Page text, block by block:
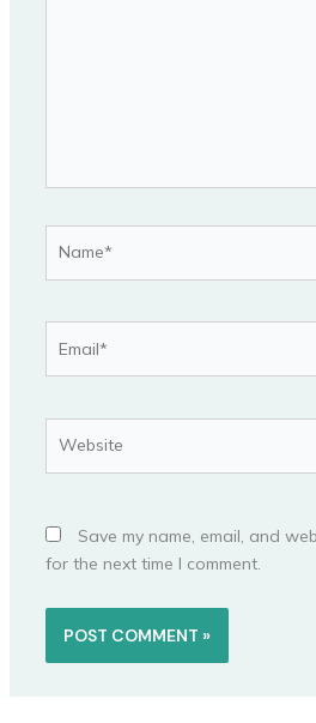
Save my name, email, and
for the next time I comment.